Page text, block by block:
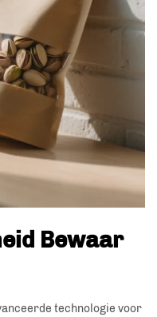
Bewaar
technologie voor